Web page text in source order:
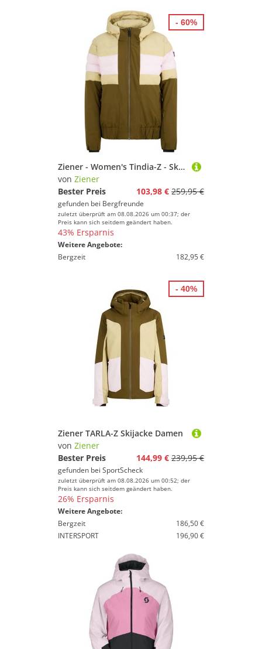
Ziener - Women's Tindia-Z - Skijacke Gr 34 braun
von Ziener
Bester Preis
103,98 € 259,95 €
gefunden bei Bergfreunde
zuletzt überprüft am 08.08.2026 um 00:37; der
Preis kann sich seitdem geändert haben.
43% Ersparnis
Weitere Angebote:
Bergzeit
182,95 €
- 60%
Ziener TARLA-Z Skijacke Damen
von Ziener
Bester Preis
144,99 € 239,95 €
gefunden bei SportScheck
zuletzt überprüft am 08.08.2026 um 00:52; der
Preis kann sich seitdem geändert haben.
26% Ersparnis
Weitere Angebote:
Bergzeit
186,50 €
INTERSPORT
196,90 €
- 40%